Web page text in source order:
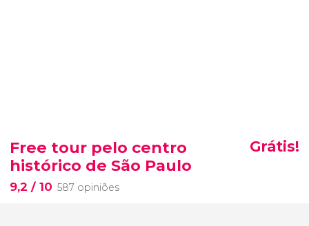
Free tour pelo centro
histórico de São Paulo
9,2 / 10 587 opiniões
Grátis!